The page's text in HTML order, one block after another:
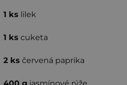
1 ks lilek
1 ks cuketa
2 ks červená paprika